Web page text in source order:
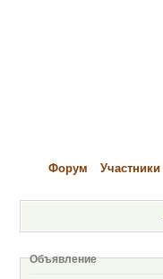
Форум Участники
Объявление